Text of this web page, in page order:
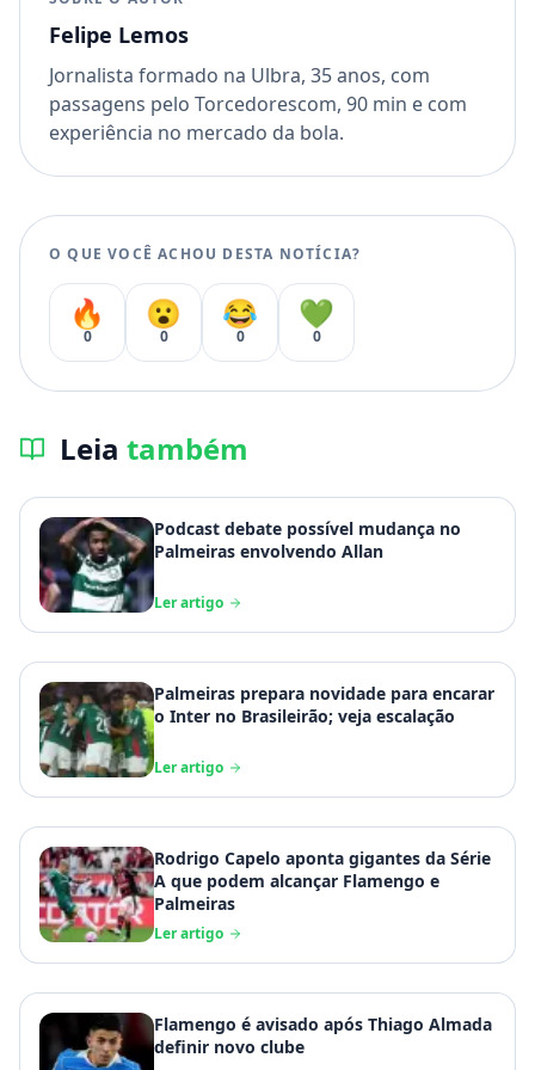
Felipe Lemos
Jornalista formado na Ulbra, 35 anos, com
passagens pelo Torcedorescom, 90 min e com
experiência no mercado da bola.
O QUE VOCÊ ACHOU DESTA NOTÍCIA?
🔥
0
😮
0
😂
0
💚
0
Leia também
Podcast debate possível mudança no
Palmeiras envolvendo Allan
Ler artigo
Palmeiras prepara novidade para encarar
o Inter no Brasileirão; veja escalação
Ler artigo
Rodrigo Capelo aponta gigantes da Série
A que podem alcançar Flamengo e
Palmeiras
Ler artigo
Flamengo é avisado após Thiago Almada
definir novo clube